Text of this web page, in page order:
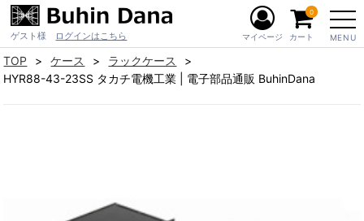
ゲスト様 ログインはこちら MENU
マイページ カート
0
TOP ケース
ラックケース
HYR88-43-23SS タカチ電機工業 | 電子部品通販 BuhinDana